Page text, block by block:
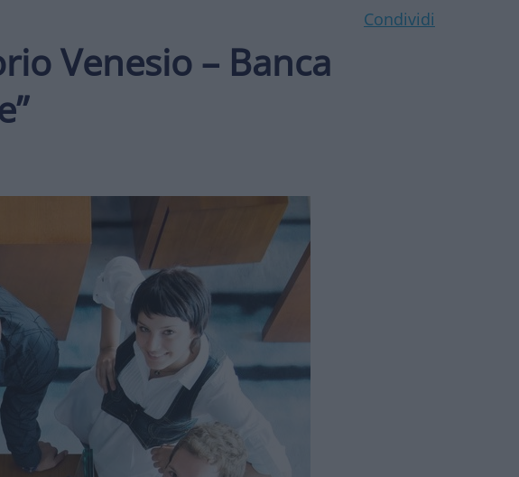
Condividi
Venesio – Banca